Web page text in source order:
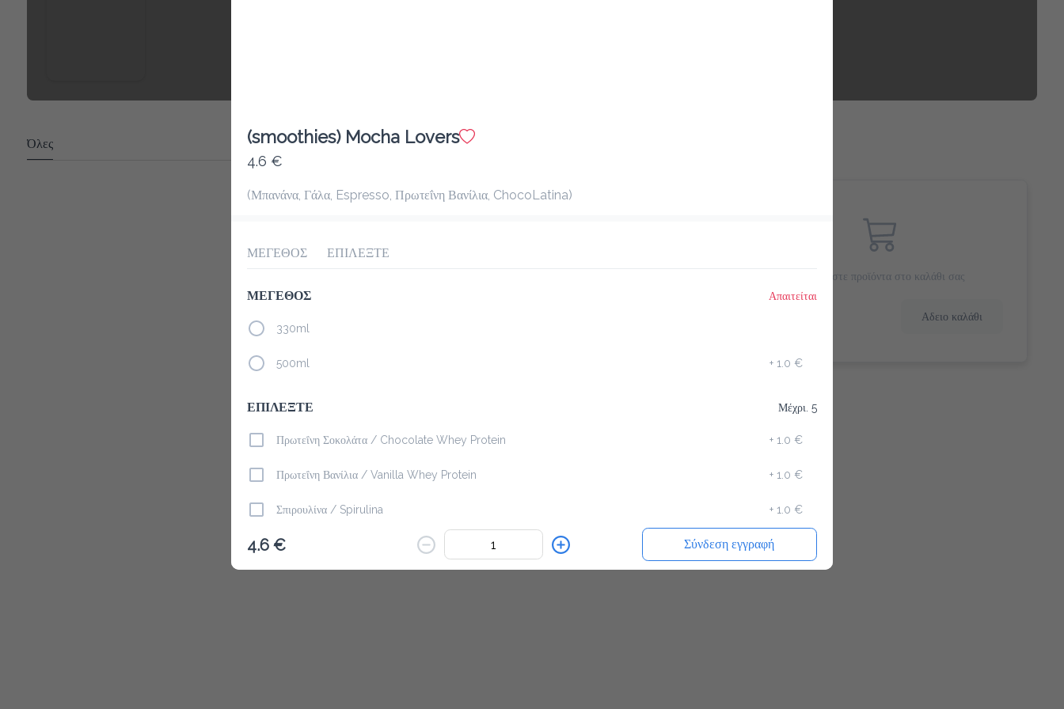
Όλες
Το μενού δεν είναι διαθέσιμο.
Πίσω
Προσθέστε προϊόντα στο καλάθι σας
Αδειο καλάθι
(smoothies) Mocha Lovers
4.6 €
(Μπανάνα, Γάλα, Espresso, Πρωτεΐνη Βανίλια, ChocoLatina)
ΜΕΓΕΘΟΣ ΕΠΙΛΕΞΤΕ
ΜΕΓΕΘΟΣ Απαιτείται
330ml
500ml + 1.0 €
ΕΠΙΛΕΞΤΕ Μέχρι. 5
Πρωτεΐνη Σοκολάτα / Chocolate Whey Protein + 1.0 €
Πρωτεΐνη Βανίλια / Vanilla Whey Protein + 1.0 €
Σπιρουλίνα / Spirulina + 1.0 €
Λιναρόσπορος / Linseed +
4.6 € Σύνδεση εγγραφή